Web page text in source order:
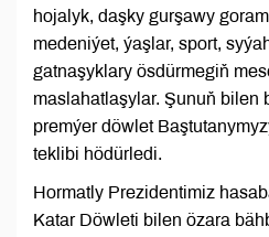
hojalyk, daşky gurşawy
medeniýet, ýaşlar, sport,
gatnaşyklary ösdürmegiň
maslahatlaşylar. Şunuň bilen
premýer döwlet
teklibi hödürledi.
Hormatly Prezidentimiz
Katar Döwleti bilen özara